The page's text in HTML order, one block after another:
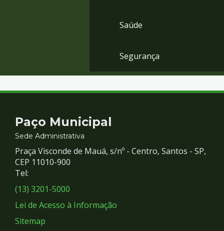
Saúde
Segurança
Contato
e
Redes
Sociais
Paço Municipal
Sede Administrativa
Praça Visconde de Mauá, s/nº - Centro, Santos - SP,
CEP 11010-900
Tel:
(13) 3201-5000
Lei de Acesso à Informação
Sitemap